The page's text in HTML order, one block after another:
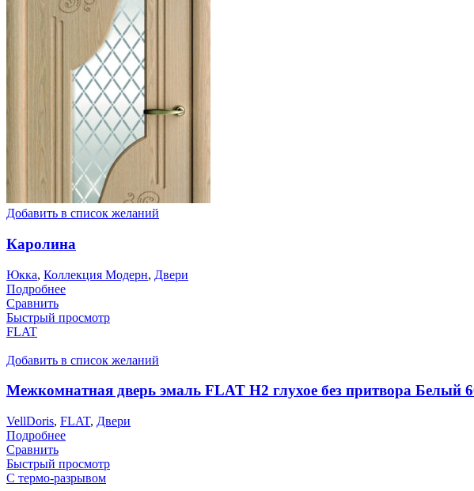
Добавить в список желаний
Каролина
Юкка, Коллекция Модерн, Двери
Подробнее
Сравнить
Быстрый просмотр
FLAT
Добавить в список желаний
Межкомнатная дверь эмаль FLAT H2 глухое без притвора Белый
VellDoris, FLAT, Двери
Подробнее
Сравнить
Быстрый просмотр
С термо-разрывом